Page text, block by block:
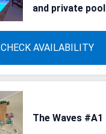
and private pool
CHECK AVAILABILITY
The Waves #A1